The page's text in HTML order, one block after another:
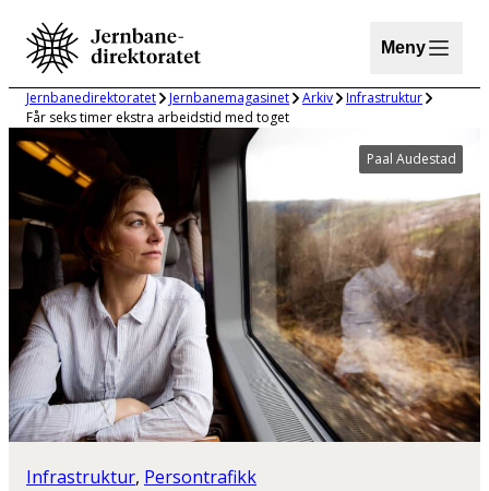
Hopp
innhold
Meny
Jernbanedirektoratet Jernbanemagasinet Arkiv
Infrastruktur
Får seks timer ekstra arbeidstid med toget
Infrastruktur, Persontrafikk
Paal Audestad